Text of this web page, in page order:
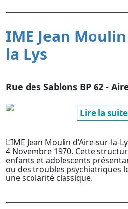
IME Jean
la Lys
Rue des Sablons BP 62 -
Lire la suite
L’IME Jean Moulin d’Aire-sur-la-
4 Novembre 1970. Cette
enfants et adolescents
ou des troubles psychiatriques
une scolarité classique.